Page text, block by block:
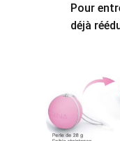
Pour
déjà